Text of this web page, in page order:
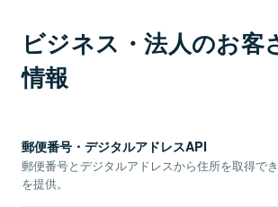
ビジネス・法人のお客
情報
郵便番号・デジタルアドレスAPI
郵便番号とデジタルアドレスから住所を取得で
を提供。